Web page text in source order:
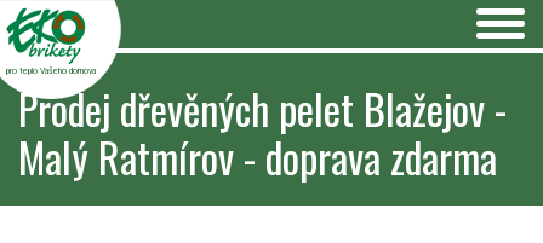
pro teplo Vašeho domova
Prodej dřevěných pelet Blažejov -
Malý Ratmírov - doprava zdarma